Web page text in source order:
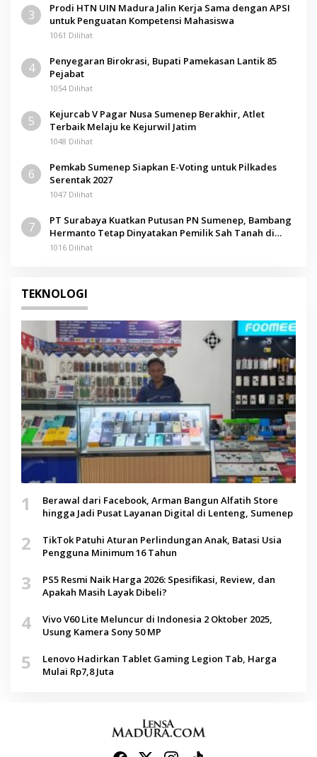
3
Prodi HTN UIN Madura Jalin Kerja Sama dengan APSI
untuk Penguatan Kompetensi Mahasiswa
1061 Dilihat
4
Penyegaran Birokrasi, Bupati Pamekasan Lantik 85
Pejabat
1054 Dilihat
5
Kejurcab V Pagar Nusa Sumenep Berakhir, Atlet
Terbaik Melaju ke Kejurwil Jatim
1048 Dilihat
6
Pemkab Sumenep Siapkan E-Voting untuk Pilkades
Serentak 2027
1047 Dilihat
7
PT Surabaya Kuatkan Putusan PN Sumenep, Bambang
Hermanto Tetap Dinyatakan Pemilik Sah Tanah di
Pamolokan
1016 Dilihat
TEKNOLOGI
1
Berawal dari Facebook, Arman Bangun Alfatih Store
hingga Jadi Pusat Layanan Digital di Lenteng, Sumenep
2
TikTok Patuhi Aturan Perlindungan Anak, Batasi Usia
Pengguna Minimum 16 Tahun
3
PS5 Resmi Naik Harga 2026: Spesifikasi, Review, dan
Apakah Masih Layak Dibeli?
4
Vivo V60 Lite Meluncur di Indonesia 2 Oktober 2025,
Usung Kamera Sony 50 MP
5
Lenovo Hadirkan Tablet Gaming Legion Tab, Harga
Mulai Rp7,8 Juta